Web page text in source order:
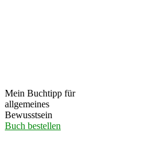
Mein Buchtipp für
allgemeines
Bewusstsein
Buch bestellen